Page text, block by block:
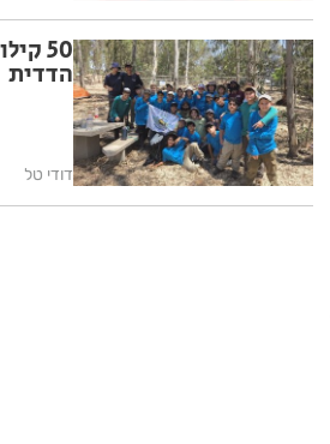
50
הדדית
דודי טל